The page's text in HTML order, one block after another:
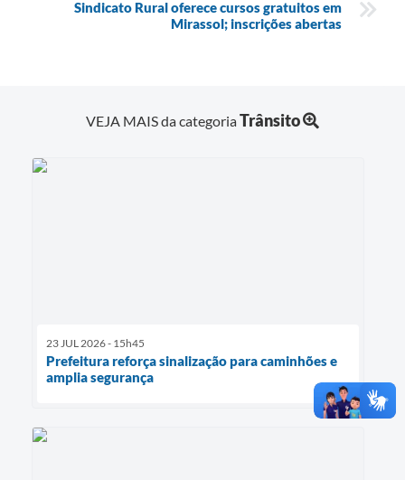
Sindicato Rural oferece cursos gratuitos em
Mirassol; inscrições abertas
VEJA MAIS da categoriaTrânsito
23 JUL 2026 - 15h45
Prefeitura reforça sinalização para caminhões e
amplia segurança